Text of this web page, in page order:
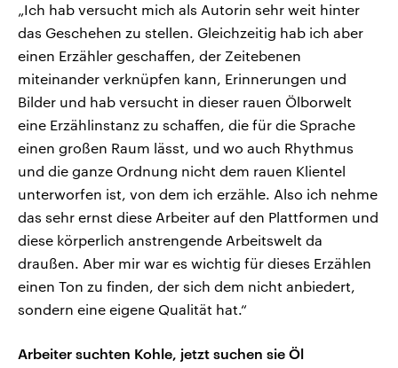
„Ich hab versucht mich als Autorin sehr weit hinter
das Geschehen zu stellen. Gleichzeitig hab ich aber
einen Erzähler geschaffen, der Zeitebenen
miteinander verknüpfen kann, Erinnerungen und
Bilder und hab versucht in dieser rauen Ölborwelt
eine Erzählinstanz zu schaffen, die für die Sprache
einen großen Raum lässt, und wo auch Rhythmus
und die ganze Ordnung nicht dem rauen Klientel
unterworfen ist, von dem ich erzähle. Also ich nehme
das sehr ernst diese Arbeiter auf den Plattformen und
diese körperlich anstrengende Arbeitswelt da
draußen. Aber mir war es wichtig für dieses Erzählen
einen Ton zu finden, der sich dem nicht anbiedert,
sondern eine eigene Qualität hat.“
Arbeiter suchten Kohle, jetzt suchen sie Öl